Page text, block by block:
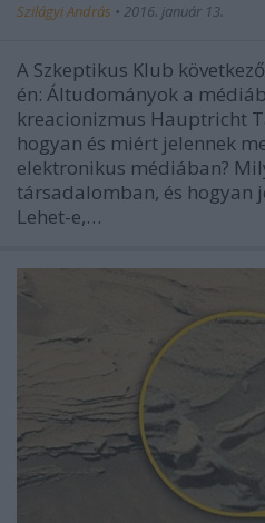
Szilágyi András • 2016. január 13.
A Szkeptikus Klub
én: Áltudományok a
kreacionizmus Hauptricht
hogyan és miért jelennek
elektronikus médiában?
társadalomban, és hogyan
Lehet-e,…